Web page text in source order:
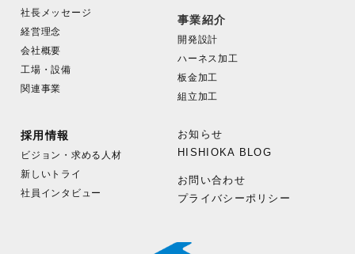
社長メッセージ
経営理念
会社概要
工場・設備
関連事業
事業紹介
開発設計
ハーネス加工
板金加工
組立加工
採用情報
ビジョン・求める人材
新しいトライ
社員インタビュー
お知らせ
HISHIOKA BLOG
お問い合わせ
プライバシーポリシー